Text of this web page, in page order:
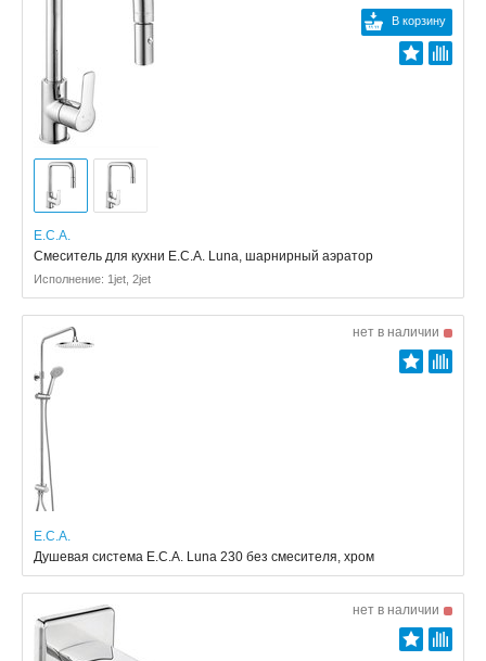
В корзину
E.C.A.
Смеситель для кухни E.C.A. Luna, шарнирный аэратор
Исполнение: 1jet, 2jet
нет в наличии
E.C.A.
Душевая система E.C.A. Luna 230 без смесителя, хром
нет в наличии